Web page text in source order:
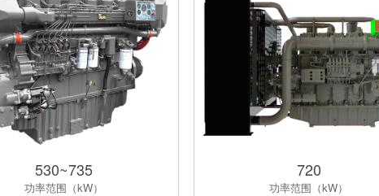
530~735
功率范围（kW）
720
功率范围（kW）